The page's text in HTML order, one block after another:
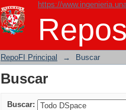
https://
Buscar
RepoFI Principal → Buscar
Buscar
Buscar: